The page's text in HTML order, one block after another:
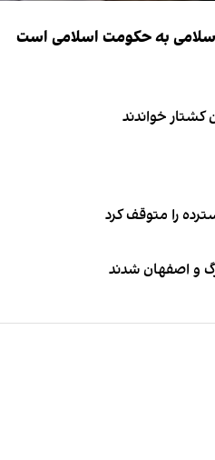
اسلامی به حکومت اسلامی است
کشتار خواندند
را متوقف کرد
و اصفهان شدند